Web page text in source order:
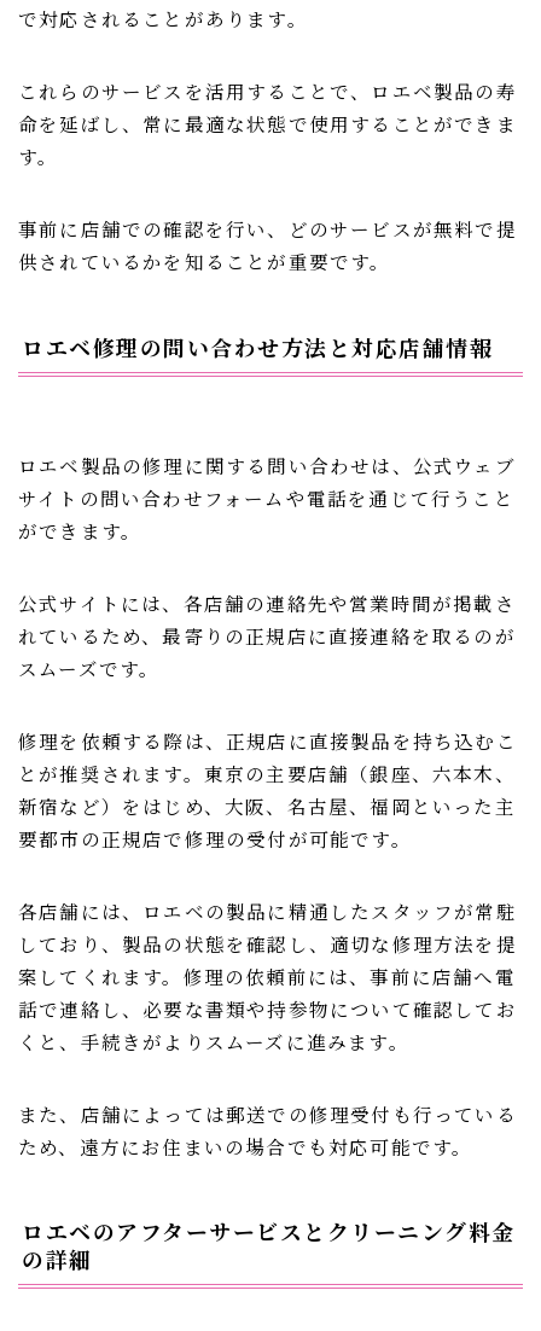
で対応されることがあります。
これらのサービスを活用することで、ロエベ製品の寿
命を延ばし、常に最適な状態で使用することができま
す。
事前に店舗での確認を行い、どのサービスが無料で提
供されているかを知ることが重要です。
ロエベ修理の問い合わせ方法と対応店舗情報
ロエベ製品の修理に関する問い合わせは、公式ウェブ
サイトの問い合わせフォームや電話を通じて行うこと
ができます。
公式サイトには、各店舗の連絡先や営業時間が掲載さ
れているため、最寄りの正規店に直接連絡を取るのが
スムーズです。
修理を依頼する際は、正規店に直接製品を持ち込むこ
とが推奨されます。東京の主要店舗（銀座、六本木、
新宿など）をはじめ、大阪、名古屋、福岡といった主
要都市の正規店で修理の受付が可能です。
各店舗には、ロエベの製品に精通したスタッフが常駐
しており、製品の状態を確認し、適切な修理方法を提
案してくれます。修理の依頼前には、事前に店舗へ電
話で連絡し、必要な書類や持参物について確認してお
くと、手続きがよりスムーズに進みます。
また、店舗によっては郵送での修理受付も行っている
ため、遠方にお住まいの場合でも対応可能です。
ロエベのアフターサービスとクリーニング料金
の詳細